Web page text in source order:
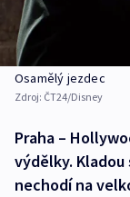
Osamělý jezdec
Zdroj: ČT24/Disney
Praha –
výdělky.
nechodí na